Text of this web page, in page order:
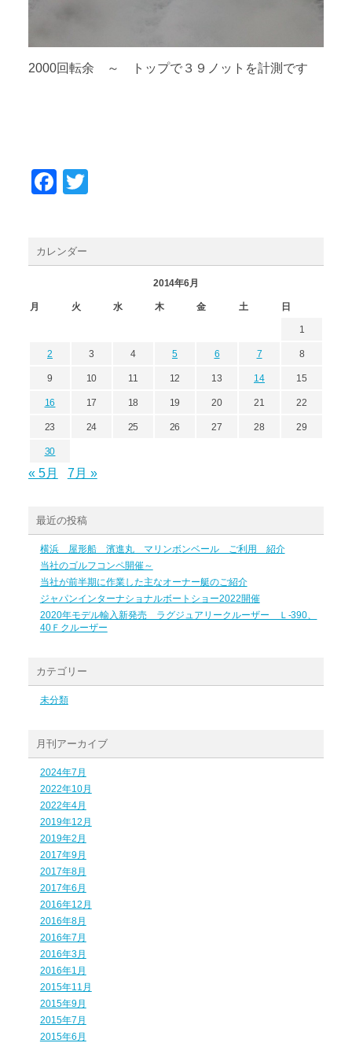
2000回転余 ～ トップで３９ノットを計測です
Facebook
カレンダー
2014年6月
月 火 水 木 金 土 日
1
2 3 4 5 6 7 8
9 10 11 12 13 14 15
16 17 18 19 20 21 22
23 24 25 26 27 28 29
30
« 5月 7月 »
最近の投稿
横浜 屋形船 濱進丸 マリンボンベール ご利用 紹介
当社のゴルフコンペ開催～
当社が前半期に作業した主なオーナー艇のご紹介
ジャパンインターナショナルボートショー2022開催
2020年モデル輸入新発売 ラグジュアリークルーザー Ｌ-390、
40Ｆクルーザー
カテゴリー
未分類
月刊アーカイブ
2024年7月
2022年10月
2022年4月
2019年12月
2019年2月
2017年9月
2017年8月
2017年6月
2016年12月
2016年8月
2016年7月
2016年3月
2016年1月
2015年11月
2015年9月
2015年7月
2015年6月